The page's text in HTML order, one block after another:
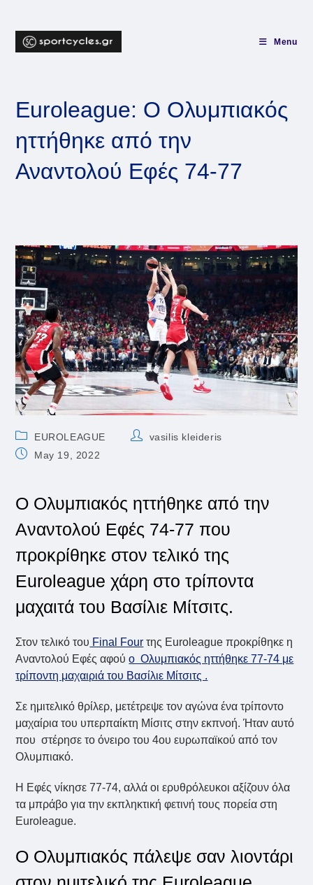
content
Menu
Euroleague: O Ολυμπιακός
ηττήθηκε από την
Αναντολού Εφές 74-77
Post
category:
EUROLEAGUE
Postvasilis kleideris
PostMay 19, 2022
O Ολυμπιακός ηττήθηκε από την
Αναντολού Εφές 74-77 που
προκρίθηκε στον τελικό της
Euroleague χάρη στο τρίποντα
μαχαιτά του Βασίλιε Μίτσιτς.
Στον τελικό του Final Four της Euroleague προκρίθηκε η
Αναντολού Εφές αφούο Ολυμπιακός ηττήθηκε 77-74 με
τρίποντη μαχαιριά του Βασίλιε Μίτσιτς .
Σε ημιτελικό θρίλερ, μετέτρεψε τον αγώνα ένα τρίποντο
μαχαίρια του υπερπαίκτη Μίσιτς στην εκπνοή. Ήταν αυτό
που στέρησε το όνειρο του 4ου ευρωπαϊκού από τον
Ολυμπιακό.
Η Εφές νίκησε 77-74, αλλά οι ερυθρόλευκοι αξίζουν όλα
τα μπράβο για την εκπληκτική φετινή τους πορεία στη
Euroleague.
Ο Ολυμπιακός πάλεψε σαν λιοντάρι